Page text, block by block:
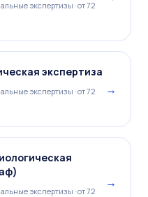
экспертизы · от 72
экспертиза
экспертизы · от 72
→
экспертизы · от 72
→